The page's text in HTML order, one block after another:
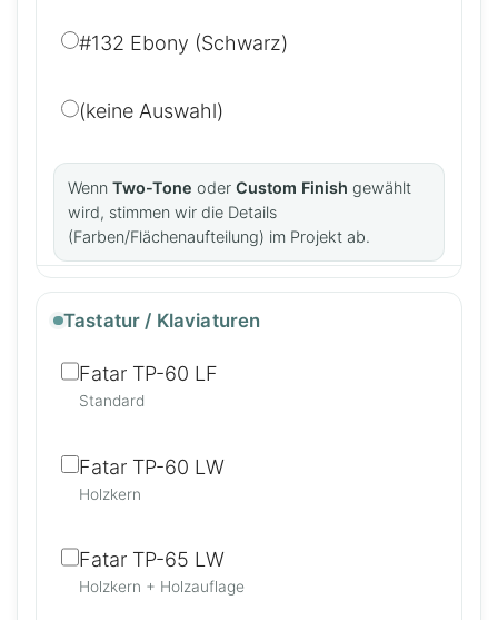
#132 Ebony (Schwarz)
(keine Auswahl)
WennTwo-Tone oderCustom Finish gewählt
wird, stimmen wir die Details
(Farben/Flächenaufteilung) im Projekt ab.
Tastatur / Klaviaturen
Fatar TP-60 LF
Standard
Fatar TP-60 LW
Holzkern
Fatar TP-65 LW
Holzkern + Holzauflage